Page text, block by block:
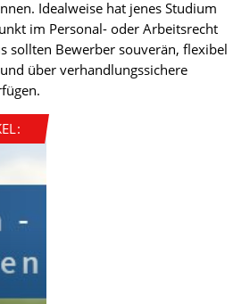
Idealweise hat jenes Studium
im Personal- oder Arbeitsrecht
sollten Bewerber souverän, flexibel
über verhandlungssichere